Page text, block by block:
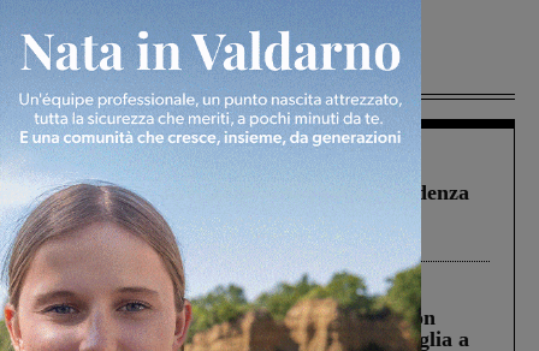
Più lette
Figline Incisa Valdarno
Piscina di Figline finanziata oltre la scadenza
Pnrr, il gruppo di Fratelli d’Italia: “Un
ringraziamento al Governo”
Cronaca 3 Agosto 2026
Scomparso da una struttura di Castiglion
Fiorentino l’uomo che aveva ucciso la figlia a